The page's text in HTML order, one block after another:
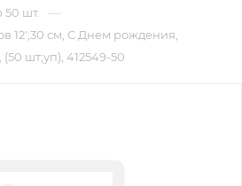
шт. —
12';30 см, С Днем рождения,
шт;уп), 412549-50